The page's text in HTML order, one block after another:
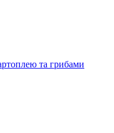
та грибами